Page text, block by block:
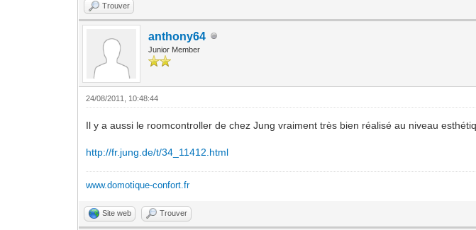
Trouver
anthony64
Junior Member
24/08/2011, 10:48:44
Il y a aussi le roomcontroller de chez Jung vraiment très bien réalisé au niveau
http://fr.jung.de/t/34_11412.html
www.domotique-confort.fr
Site web Trouver